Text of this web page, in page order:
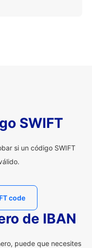
SWIFT
si un código SWIFT
code
de IBAN
puede que necesites